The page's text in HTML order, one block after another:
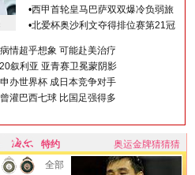
•西甲首轮皇马巴萨双双爆冷负弱旅
•北爱杯奥沙利文夺得排位赛第21冠
情超乎想象 可能赴美治疗
叙利亚 亚青赛卫冕蒙阴影
办世界杯 成日本竞争对手
灌巴西七球 比国足强得多
特约
奥运金牌猜猜猜
全部